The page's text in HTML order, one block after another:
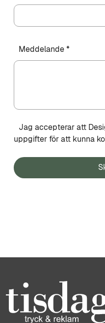
Meddelande *
Jag accepterar att
uppgifter för att kunna